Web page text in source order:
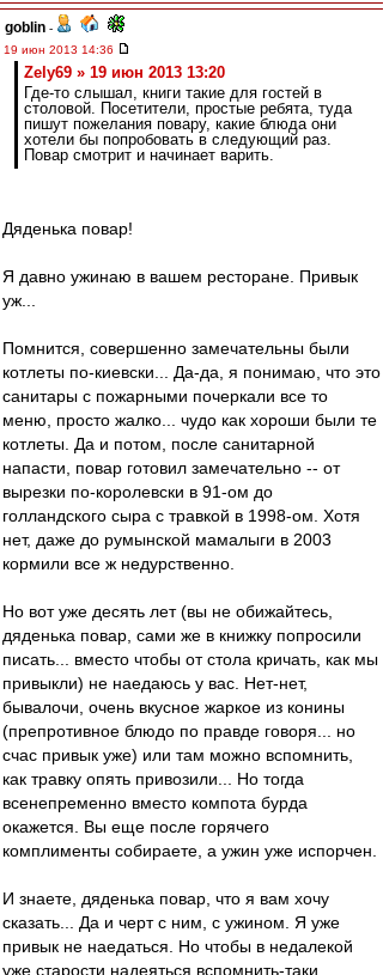
goblin -
19 июн 2013 14:36
Zely69 » 19 июн 2013 13:20
Где-то слышал, книги такие для гостей в
столовой. Посетители, простые ребята, туда
пишут пожелания повару, какие блюда они
хотели бы попробовать в следующий раз.
Повар смотрит и начинает варить.
Дяденька повар!
Я давно ужинаю в вашем ресторане. Привык
уж...
Помнится, совершенно замечательны были
котлеты по-киевски... Да-да, я понимаю, что это
санитары с пожарными почеркали все то
меню, просто жалко... чудо как хороши были те
котлеты. Да и потом, после санитарной
напасти, повар готовил замечательно -- от
вырезки по-королевски в 91-ом до
голландского сыра с травкой в 1998-ом. Хотя
нет, даже до румынской мамалыги в 2003
кормили все ж недурственно.
Но вот уже десять лет (вы не обижайтесь,
дяденька повар, сами же в книжку попросили
писать... вместо чтобы от стола кричать, как мы
привыкли) не наедаюсь у вас. Нет-нет,
бывалочи, очень вкусное жаркое из конины
(препротивное блюдо по правде говоря... но
счас привык уже) или там можно вспомнить,
как травку опять привозили... Но тогда
всенепременно вместо компота бурда
окажется. Вы еще после горячего
комплименты собираете, а ужин уже испорчен.
И знаете, дяденька повар, что я вам хочу
сказать... Да и черт с ним, с ужином. Я уже
привык не наедаться. Но чтобы в недалекой
уже старости надеяться вспомнить-таки